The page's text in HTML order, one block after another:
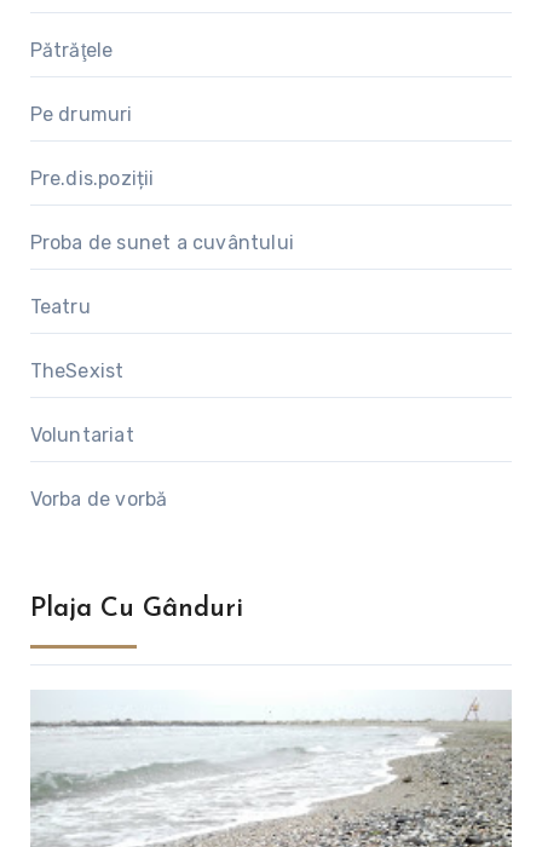
Pătrăţele
Pe drumuri
Pre.dis.poziții
Proba de sunet a cuvântului
Teatru
TheSexist
Voluntariat
Vorba de vorbă
Plaja Cu Gânduri